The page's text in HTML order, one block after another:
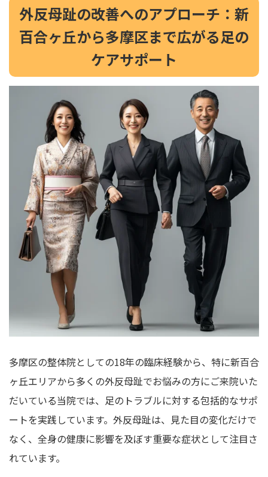
外反母趾の改善へのアプローチ：新
百合ヶ丘から多摩区まで広がる足の
ケアサポート
多摩区の整体院としての18年の臨床経験から、特に新百合
ヶ丘エリアから多くの外反母趾でお悩みの方にご来院いた
だいている当院では、足のトラブルに対する包括的なサポ
ートを実践しています。外反母趾は、見た目の変化だけで
なく、全身の健康に影響を及ぼす重要な症状として注目さ
れています。